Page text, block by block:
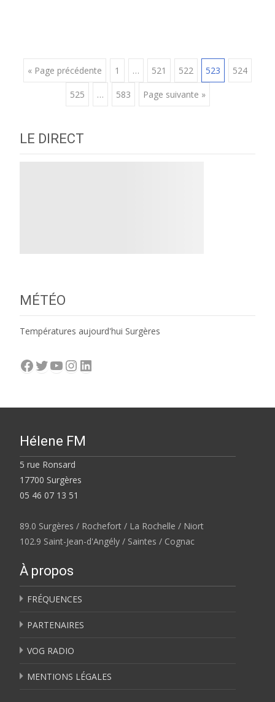
Posts
navigation
« Page précédente 1 … 521 522 523 524
525 … 583 Page suivante »
LE DIRECT
MÉTÉO
Températures aujourd'hui Surgères
Facebook
Twitter
YouTube
Instagram
LinkedIn
Hélene FM
5 rue Ronsard
17700 Surgères
05 46 07 13 51
89.0 Surgères / Rochefort / La Rochelle / Niort
102.9 Saint-Jean-d'Angély / Saintes / Cognac
À propos
FRÉQUENCES
PARTENAIRES
VOG RADIO
MENTIONS LÉGALES